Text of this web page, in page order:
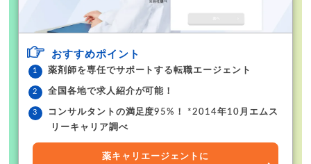
おすすめポイント
薬剤師を専任でサポートする転職エージェント
全国各地で求人紹介が可能！
コンサルタントの満足度95%！ *2014年10月エムス
リーキャリア調べ
薬キャリエージェントに